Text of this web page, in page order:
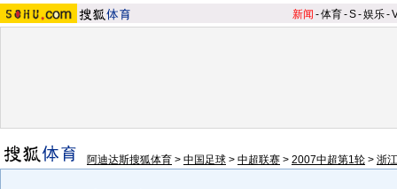
新闻 -体育-S-娱乐-
阿迪达斯搜狐体育 > 中国足球 > 中超联赛 > 2007中超第1轮 > 浙